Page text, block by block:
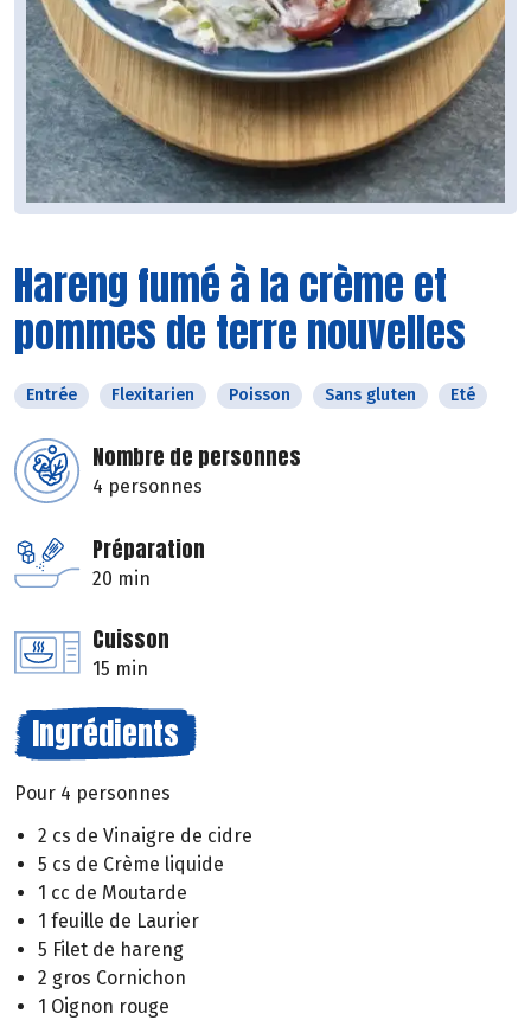
Hareng fumé à la crème et
pommes de terre nouvelles
Entrée Flexitarien Poisson Sans gluten Eté
Nombre de personnes
4 personnes
Préparation
20 min
Cuisson
15 min
Ingrédients
Pour 4 personnes
2 cs de Vinaigre de cidre
5 cs de Crème liquide
1 cc de Moutarde
1 feuille de Laurier
5 Filet de hareng
2 gros Cornichon
1 Oignon rouge